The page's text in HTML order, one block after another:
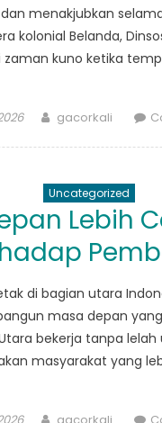
menakjubkan
kolonial Belanda,
zaman kuno ketika
Author
gacorkali
Uncategorized
Lebih
di bagian utara
masa depan
bekerja tanpa
masyarakat yang
Author